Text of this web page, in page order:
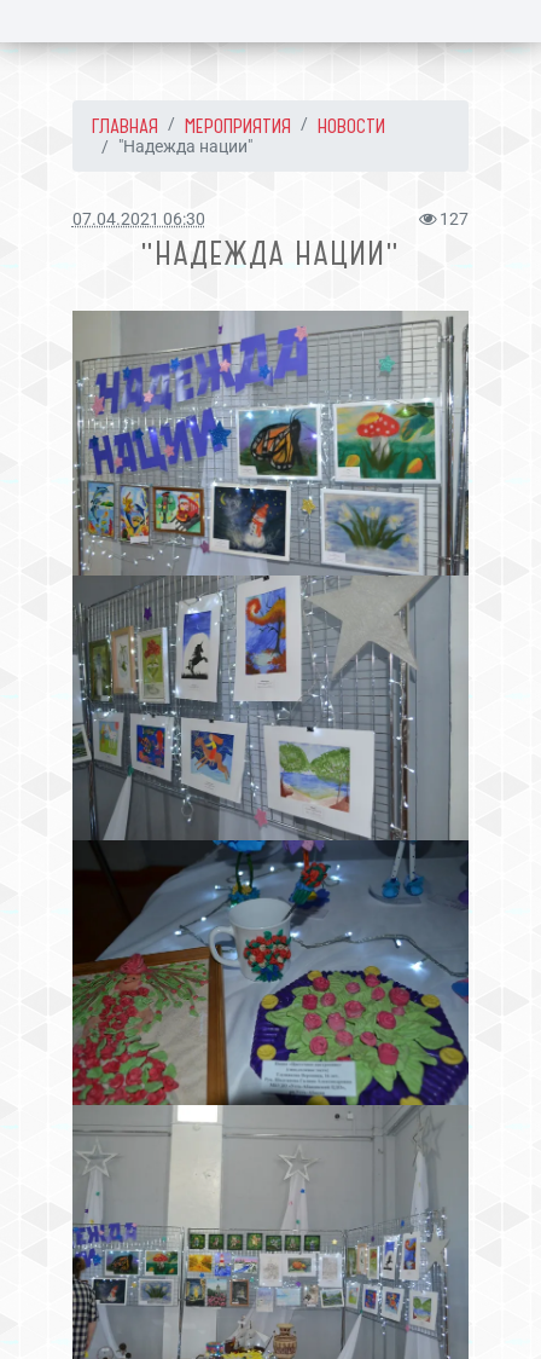
ГЛАВНАЯ МЕРОПРИЯТИЯ НОВОСТИ
"Надежда нации"
07.04.2021 06:30 127
"НАДЕЖДА НАЦИИ"